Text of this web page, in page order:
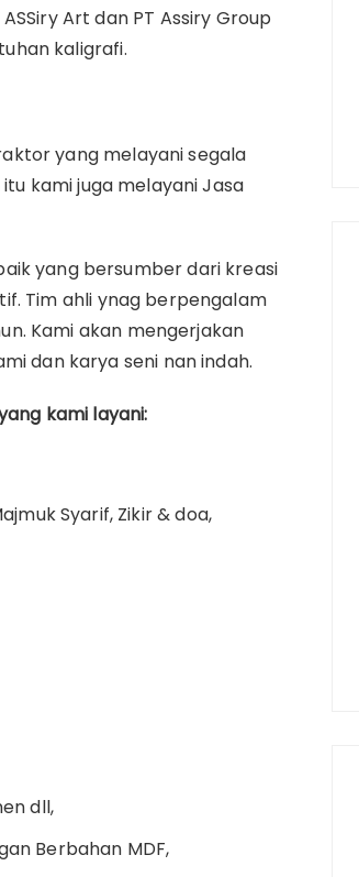
Art dan PT Assiry Group
kaligrafi.
yang melayani segala
itu kami juga melayani Jasa
yang bersumber dari kreasi
Tim ahli ynag berpengalam
Kami akan mengerjakan
dan karya seni nan indah.
kami layani:
Syarif, Zikir & doa,
dll,
Berbahan MDF,